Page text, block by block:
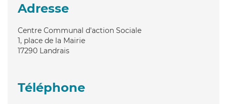
Adresse
Centre Communal d'action Sociale
1, place de la Mairie
17290 Landrais
Téléphone